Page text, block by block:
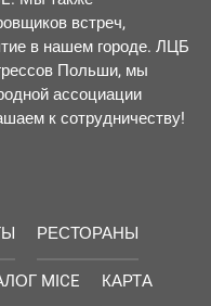
встреч,
в нашем городе. ЛЦБ
Польши, мы
ассоциации
к сотрудничеству!
РЕСТОРАНЫ
MICE КАРТА